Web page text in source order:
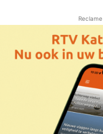
Reclame